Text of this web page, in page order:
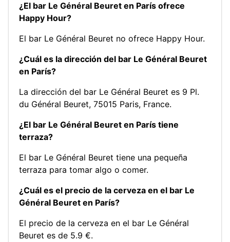
¿El bar Le Général Beuret en París ofrece
Happy Hour?
El bar Le Général Beuret no ofrece Happy Hour.
¿Cuál es la dirección del bar Le Général Beuret
en París?
La dirección del bar Le Général Beuret es 9 Pl.
du Général Beuret, 75015 Paris, France.
¿El bar Le Général Beuret en París tiene
terraza?
El bar Le Général Beuret tiene una pequeña
terraza para tomar algo o comer.
¿Cuál es el precio de la cerveza en el bar Le
Général Beuret en París?
El precio de la cerveza en el bar Le Général
Beuret es de 5.9 €.